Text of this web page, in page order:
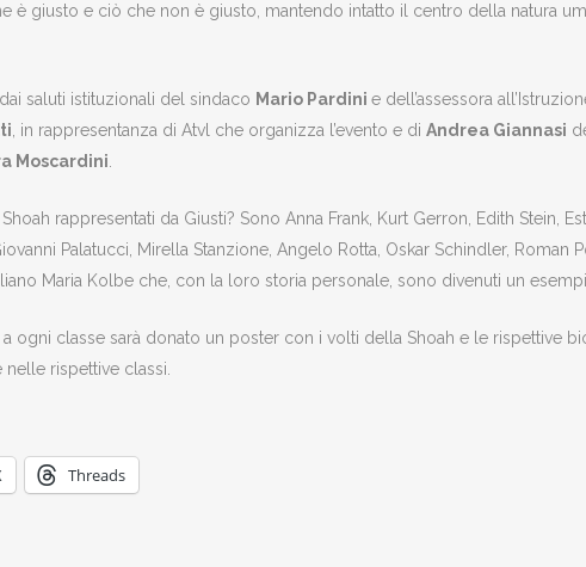
è giusto e ciò che non è giusto, mantendo intatto il centro della natura
dai saluti istituzionali del sindaco Mario Pardini e dell’assessora
, in rappresentanza di Atvl che organizza l’evento e di Andrea Giannasi
Moscardini
rappresentati da Giusti? Sono Anna Frank, Kurt Gerron, Edith Stein,
Palatucci, Mirella Stanzione, Angelo Rotta, Oskar Schindler,
Maria Kolbe che, con la loro storia personale, sono divenuti un
ogni classe sarà donato un poster con i volti della Shoah e le rispettive
rispettive classi.
Threads